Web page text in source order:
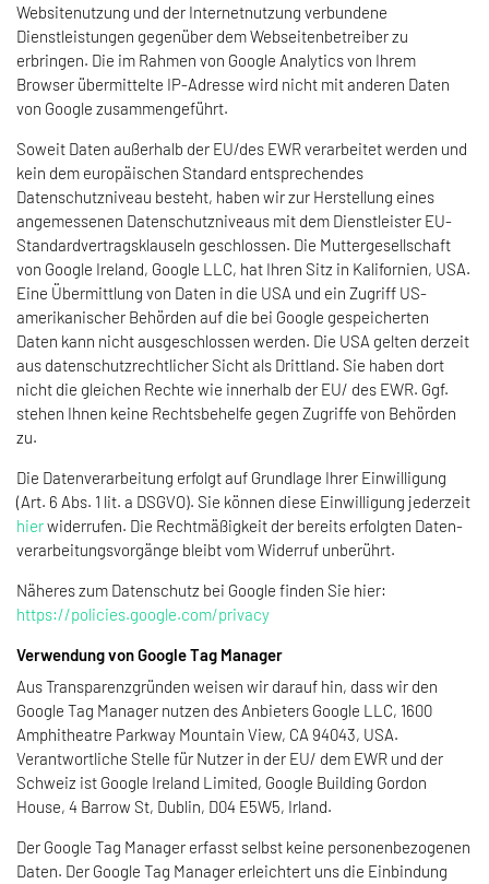
Websitenutzung und der Internetnutzung verbundene
Dienstleistungen gegenüber dem Webseitenbetreiber zu
erbringen. Die im Rahmen von Google Analytics von Ihrem
Browser übermittelte IP-Adresse wird nicht mit anderen Daten
von Google zusammengeführt.
Soweit Daten außerhalb der EU/des EWR verarbeitet werden und
kein dem europäischen Standard entsprechendes
Datenschutzniveau besteht, haben wir zur Herstellung eines
angemessenen Datenschutzniveaus mit dem Dienstleister EU-
Standardvertragsklauseln geschlossen. Die Muttergesellschaft
von Google Ireland, Google LLC, hat Ihren Sitz in Kalifornien, USA.
Eine Übermittlung von Daten in die USA und ein Zugriff US-
amerikanischer Behörden auf die bei Google gespeicherten
Daten kann nicht ausgeschlossen werden. Die USA gelten derzeit
aus datenschutzrechtlicher Sicht als Drittland. Sie haben dort
nicht die gleichen Rechte wie innerhalb der EU/ des EWR. Ggf.
stehen Ihnen keine Rechtsbehelfe gegen Zugriffe von Behörden
zu.
Die Daten­ver­ar­bei­tung erfolgt auf Grund­lage Ihrer Einwil­li­gung
(Art. 6 Abs. 1 lit. a DSGVO). Sie können diese Einwil­li­gung jeder­zeit
hierwider­rufen. Die Recht­mä­ßig­keit der bereits erfolgten Daten­
ver­ar­bei­tungs­vor­gänge bleibt vom Widerruf unberührt.
Näheres zum Datenschutz bei Google finden Sie hier:
https://policies.google.com/privacy
Verwendung von Google Tag Manager
Aus Transparenzgründen weisen wir darauf hin, dass wir den
Google Tag Manager nutzen des Anbieters Google LLC, 1600
Amphitheatre Parkway Mountain View, CA 94043, USA.
Verantwortliche Stelle für Nutzer in der EU/ dem EWR und der
Schweiz ist Google Ireland Limited, Google Building Gordon
House, 4 Barrow St, Dublin, D04 E5W5, Irland.
Der Google Tag Manager erfasst selbst keine personenbezogenen
Daten. Der Google Tag Manager erleichtert uns die Einbindung